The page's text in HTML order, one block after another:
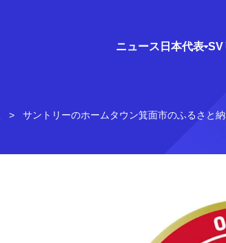
ニュース 日本代表 SV
サントリーのホームタウン箕面市のふるさと